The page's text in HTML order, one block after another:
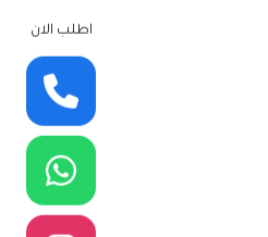
اطلب الان